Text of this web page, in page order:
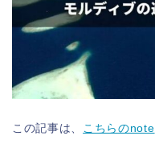
この記事は、 こちらのnote